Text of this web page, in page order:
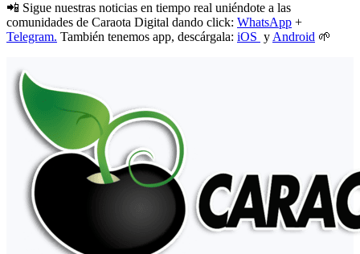
📲 Sigue nuestras noticias en tiempo real uniéndote a las
comunidades de Caraota Digital dando click: WhatsApp +
Telegram. También tenemos app, descárgala: iOS y Android 🌱